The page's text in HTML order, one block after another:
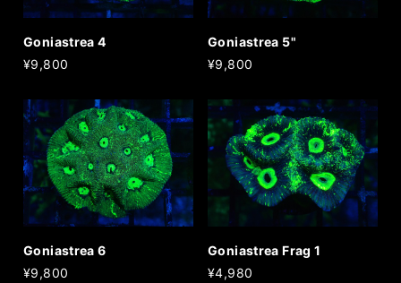
Goniastrea 4
¥9,800
Goniastrea 5"
¥9,800
Goniastrea 6
¥9,800
Goniastrea Frag 1
¥4,980